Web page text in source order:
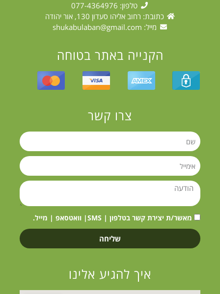
טלפון: 077-4364976
כתובת: רחוב אליהו סעדון 130, אור יהודה
מייל: shukabulaban@gmail.com
הקנייה באתר בטוחה
צרו קשר
מאשר/ת יצירת קשר בטלפון | SMS| וואטסאפ | מייל.
שליחה
איך להגיע אלינו